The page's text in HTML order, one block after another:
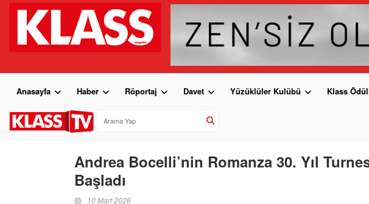
Anasayfa Haber Röportaj Davet Yüzüklüler Kulübü Klass
Andrea Bocelli’nin Romanza 30. Yıl
Başladı
10 Mart 2026